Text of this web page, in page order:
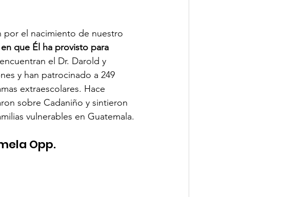
por el nacimiento de nuestro
que Él ha provisto para
el Dr. Darold y
y han patrocinado a 249
extraescolares. Hace
sobre Cadaniño y sintieron
vulnerables en Guatemala.
Opp.